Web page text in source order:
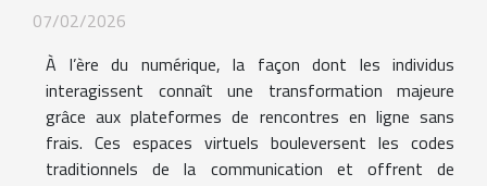
07/02/2026
À l’ère du numérique, la façon dont les individus
interagissent connaît une transformation majeure
grâce aux plateformes de rencontres en ligne sans
frais. Ces espaces virtuels bouleversent les codes
traditionnels de la communication et offrent de